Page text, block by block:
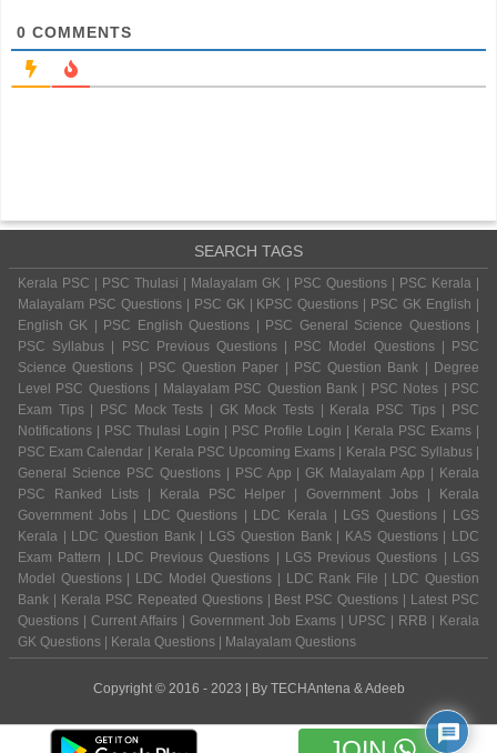
0 COMMENTS
SEARCH TAGS
Kerala PSC | PSC Thulasi | Malayalam GK | PSC Questions | PSC Kerala |
Malayalam PSC Questions | PSC GK | KPSC Questions | PSC GK English |
English GK | PSC English Questions | PSC General Science Questions |
PSC Syllabus | PSC Previous Questions | PSC Model Questions | PSC
Science Questions | PSC Question Paper | PSC Question Bank | Degree
Level PSC Questions | Malayalam PSC Question Bank | PSC Notes | PSC
Exam Tips | PSC Mock Tests | GK Mock Tests | Kerala PSC Tips | PSC
Notifications | PSC Thulasi Login | PSC Profile Login | Kerala PSC Exams |
PSC Exam Calendar | Kerala PSC Upcoming Exams | Kerala PSC Syllabus |
General Science PSC Questions | PSC App | GK Malayalam App | Kerala
PSC Ranked Lists | Kerala PSC Helper | Government Jobs | Kerala
Government Jobs | LDC Questions | LDC Kerala | LGS Questions | LGS
Kerala | LDC Question Bank | LGS Question Bank | KAS Questions | LDC
Exam Pattern | LDC Previous Questions | LGS Previous Questions | LGS
Model Questions | LDC Model Questions | LDC Rank File | LDC Question
Bank | Kerala PSC Repeated Questions | Best PSC Questions | Latest PSC
Questions | Current Affairs | Government Job Exams | UPSC | RRB | Kerala
GK Questions | Kerala Questions | Malayalam Questions
Copyright © 2016 - 2023 | By TECHAntena & Adeeb